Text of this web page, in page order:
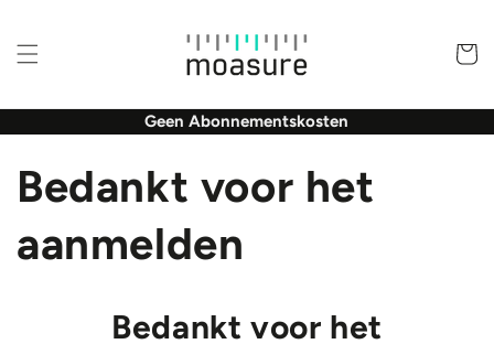
content
Geen Abonnementskosten
Bedankt voor het
aanmelden
Bedankt voor het